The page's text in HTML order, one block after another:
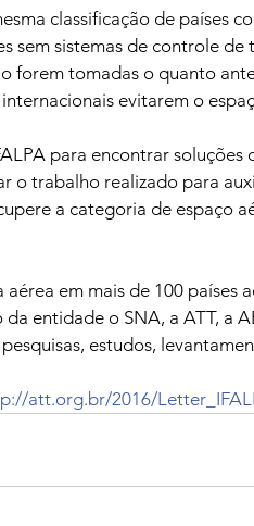
classificação de países
sem sistemas de controle de
forem tomadas o quanto
evitarem o
para encontrar soluções
o trabalho realizado para
a categoria de espaço
em mais de 100 países
entidade o SNA, a ATT, a
estudos,
att.org.br/2016/